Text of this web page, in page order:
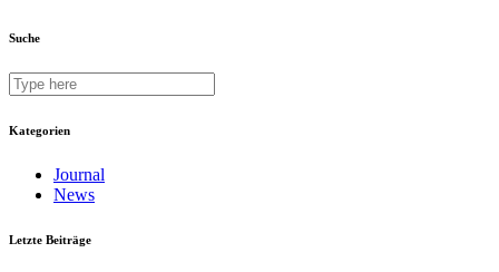
Suche
Kategorien
Journal
News
Letzte Beiträge